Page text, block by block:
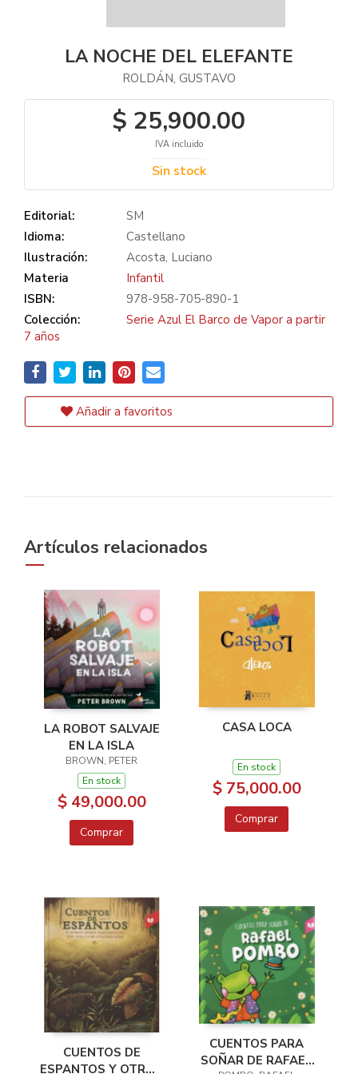
LA NOCHE DEL ELEFANTE
ROLDÁN, GUSTAVO
$ 25,900.00
IVA incluido
Sin stock
Editorial:
SM
Idioma:
Castellano
Ilustración:
Acosta, Luciano
Materia
Infantil
ISBN:
978-958-705-890-1
Colección:
Serie Azul El Barco de Vapor a partir
7 años
Añadir a favoritos
Artículos relacionados
LA ROBOT SALVAJE
EN LA ISLA
BROWN, PETER
En stock
$ 49,000.00
Comprar
CASA LOCA
En stock
$ 75,000.00
Comprar
CUENTOS DE
ESPANTOS Y OTROS
CUENTOS PARA
SOÑAR DE RAFAEL